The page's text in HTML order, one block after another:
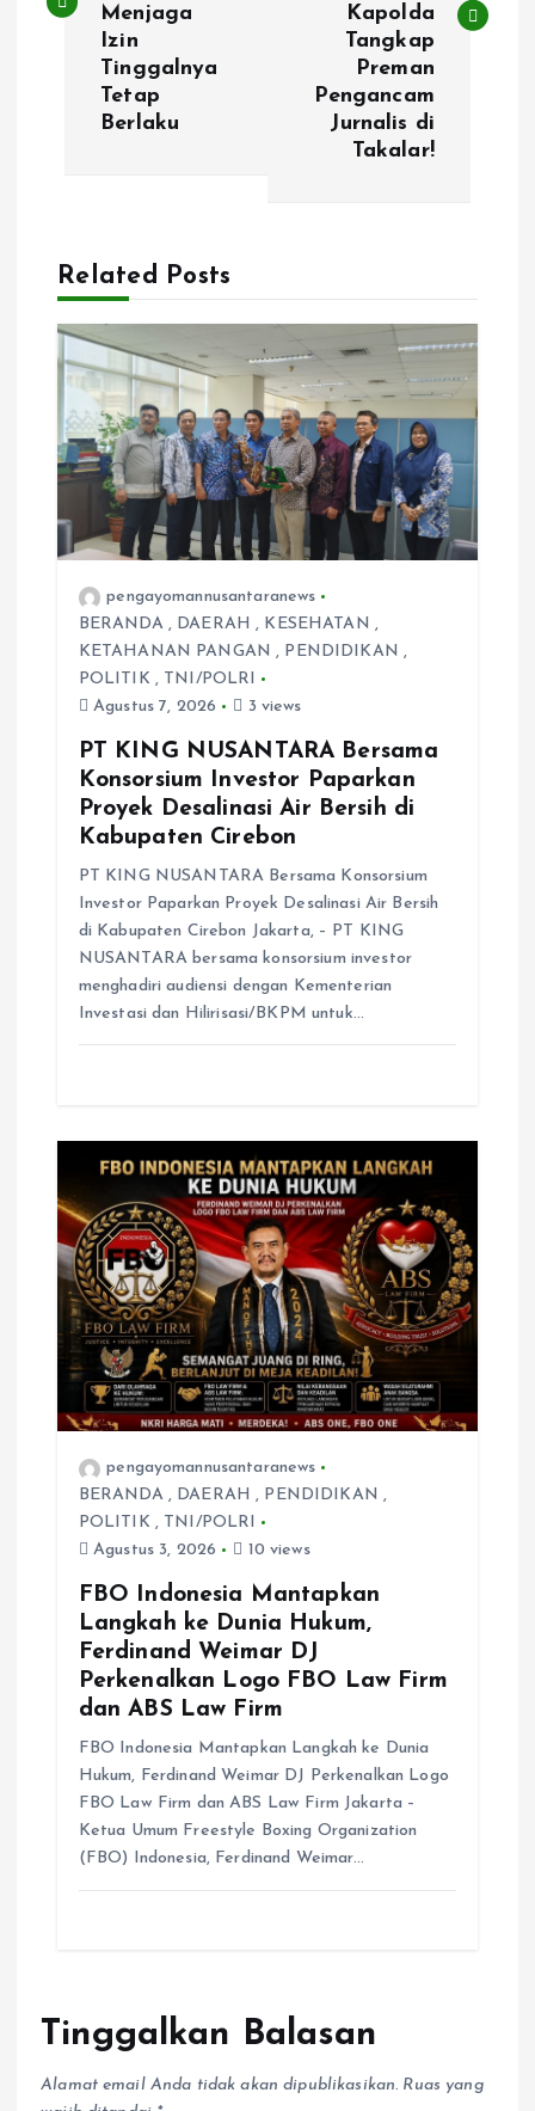
i
p
o
s
Menjaga
Izin
Tinggalnya
Tetap
Berlaku
Kapolda
Tangkap
Preman
Pengancam
Jurnalis di
Takalar!
Related Posts
pengayomannusantaranews
BERANDA, DAERAH , KESEHATAN ,
KETAHANAN PANGAN , PENDIDIKAN ,
POLITIK , TNI/POLRI
Agustus 7, 2026
3 views
PT KING NUSANTARA Bersama
Konsorsium Investor Paparkan
Proyek Desalinasi Air Bersih di
Kabupaten Cirebon
PT KING NUSANTARA Bersama Konsorsium
Investor Paparkan Proyek Desalinasi Air Bersih
di Kabupaten Cirebon Jakarta, – PT KING
NUSANTARA bersama konsorsium investor
menghadiri audiensi dengan Kementerian
Investasi dan Hilirisasi/BKPM untuk…
pengayomannusantaranews
BERANDA, DAERAH , PENDIDIKAN ,
POLITIK , TNI/POLRI
Agustus 3, 2026
10 views
FBO Indonesia Mantapkan
Langkah ke Dunia Hukum,
Ferdinand Weimar DJ
Perkenalkan Logo FBO Law Firm
dan ABS Law Firm
FBO Indonesia Mantapkan Langkah ke Dunia
Hukum, Ferdinand Weimar DJ Perkenalkan Logo
FBO Law Firm dan ABS Law Firm Jakarta –
Ketua Umum Freestyle Boxing Organization
(FBO) Indonesia, Ferdinand Weimar…
Tinggalkan Balasan
Alamat email Anda tidak akan dipublikasikan. Ruas yang